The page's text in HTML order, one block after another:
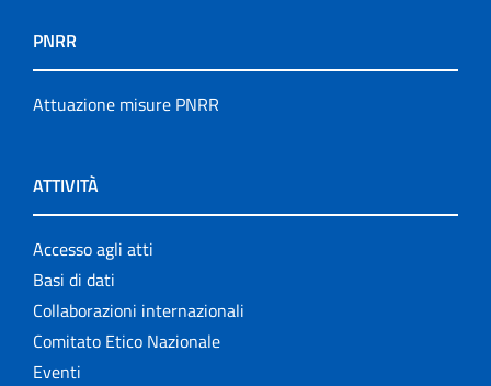
PNRR
Attuazione misure PNRR
ATTIVITÀ
Accesso agli atti
Basi di dati
Collaborazioni internazionali
Comitato Etico Nazionale
Eventi